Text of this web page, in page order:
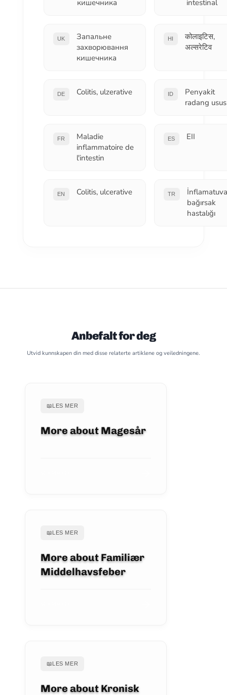
кишечника intestinal
UK
Запальне
захворювання
кишечника
HI
कोलाइटिस,
अल्सरेटिव
DE Colitis, ulzerative ID
Penyakit
radang usus
FR
Maladie
inflammatoire de
l'intestin
ES EII
EN Colitis, ulcerative TR
bağırsak
hastalığı
Anbefalt for deg
Utvid kunnskapen din med disse relaterte artiklene og veiledningene.
📖LES MER
More about Magesår
📖LES MER
More about Familiær
Middelhavsfeber
📖LES MER
More about Kronisk